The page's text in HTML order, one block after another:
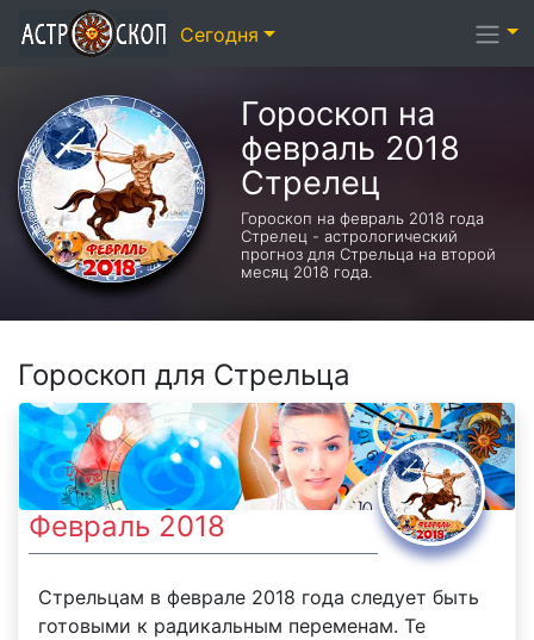
Гороскоп на
февраль 2018
Стрелец
Гороскоп на февраль 2018 года
Стрелец - астрологический
прогноз для Стрельца на второй
месяц 2018 года.
Гороскоп для Стрельца
Февраль 2018
Стрельцам в феврале 2018 года следует быть
готовыми к радикальным переменам. Те
Сегодня